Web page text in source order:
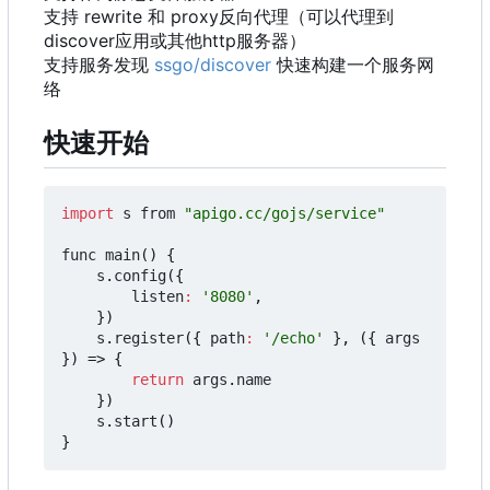
支持 rewrite 和 proxy反向代理 （可以代理到
discover应用或其他http服务器）
支持服务发现 ssgo/discover 快速构建一个服务网
络
快速开始
import s from "apigo.cc/gojs/service"
func main()
{
s . config({
listen: '8080' ,
})
s . register({ path: '/echo' }, ({
args
})
=> {
return args . name
})
s . start ()
}